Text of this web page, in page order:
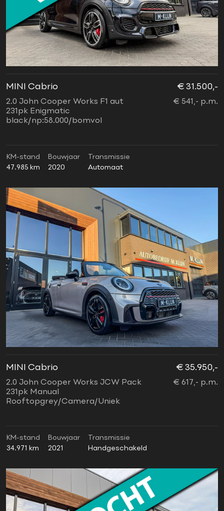
MINI Cabrio
2.0 John Cooper Works F1 aut
231pk Enigmatic
black/np:58.000/bomvol
€ 31.500,-
€ 541,- p.m.
KM-stand
47.985 km
Bouwjaar
2020
Transmissie
Automaat
MINI Cabrio
2.0 John Cooper Works JCW Pack
231pk Manual
Rooftopgrey/Camera/Uniek
€ 35.950,-
€ 617,- p.m.
KM-stand
34.971 km
Bouwjaar
2021
Transmissie
Handgeschakeld